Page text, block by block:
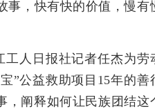
事，快有快的价值，慢有
人日报社记者任杰为劳
”公益救助项目15年的善
，阐释如何让民族团结这